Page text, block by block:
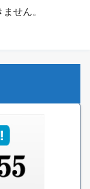
せん。